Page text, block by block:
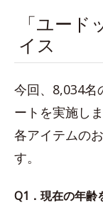
「ユー
イス
今回、8,034名
ートを実施し
各アイテムの
す。
Q1．現在の年齢